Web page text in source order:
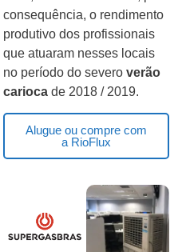
consequência, o rendimento
produtivo dos profissionais
que atuaram nesses locais
no período do severo verão
carioca de 2018 / 2019.
Alugue ou compre com
a RioFlux